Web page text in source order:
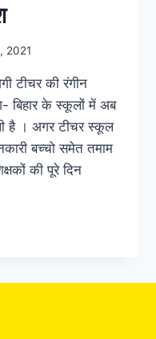
2021
टीचर की रंगीन
बिहार के स्‍कूलों में अब
है । अगर टीचर स्कूल
बच्चो समेत तमाम
की पूरे दिन